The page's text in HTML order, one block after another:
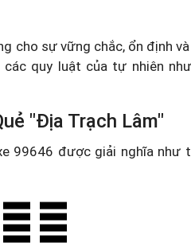
cho sự vững chắc, ổn định
quy luật của tự nhiên
"Địa Trạch Lâm"
99646 được giải nghĩa như